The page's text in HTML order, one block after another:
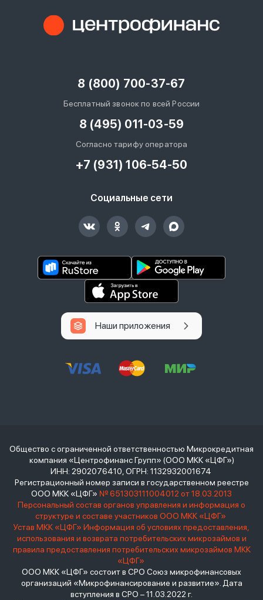
8 (800) 700-37-67
Бесплатный звонок по всей России
8 (495) 011-03-59
Согласно тарифу оператора
+7 (931) 106-54-50
Социальные сети
Наши приложения
Общество с ограниченной ответственностью Микрокредитная
компания «Центрофинанс Групп» (ООО МКК «ЦФГ»)
ИНН: 2902076410, ОГРН: 1132932001674
Регистрационный номер записи в государственном реестре
ООО МКК «ЦФГ» № 651303111004012 от 18.03.2013
Персональный состав органов управления и информация о
структуре и составе участников ООО МКК «ЦФГ»
Устав МКК «ЦФГ» Информация об условиях предоставления,
использования и возврата потребительских микрозаймов и
правила предоставления потребительских микрозаймов МКК
«ЦФГ»
ООО МКК «ЦФГ» состоит в СРО Союз микрофинансовых
организаций «Микрофинансирование и развитие». Дата
вступления в СРО – 11.03.2022 г.